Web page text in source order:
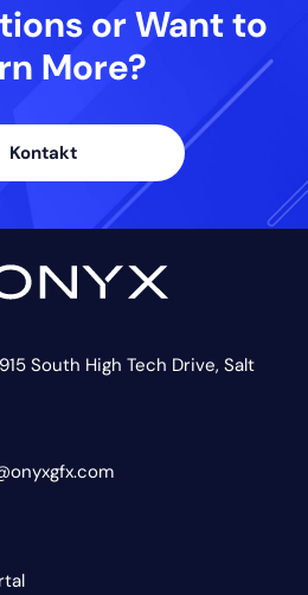
or Wantto
More?
Kontakt
South High Tech Drive, Salt